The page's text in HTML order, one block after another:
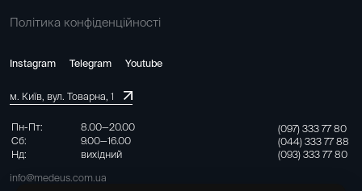
Політика конфіденційності
Instagram Telegram Youtube
м. Київ, вул. Товарна, 1
Пн-Пт:
8.00—20.00
Сб:
9.00—16.00
Нд:
вихідний
(097) 333 77 80
(044) 333 77 88
(093) 333 77 80
info@medeus.com.ua